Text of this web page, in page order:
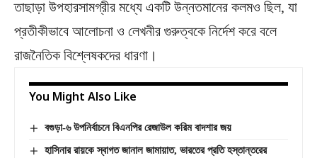
তাছাড়া উপহারসামগ্রীর মধ্যে একটি উন্নতমানের কলমও ছিল, যা
প্রতীকীভাবে আলোচনা ও লেখনীর গুরুত্বকে নির্দেশ করে বলে
রাজনৈতিক বিশ্লেষকদের ধারণা।
You Might Also Like
বগুড়া-৬ উপনির্বাচনে বিএনপির রেজাউল করিম বাদশার জয়
হাসিনার রায়কে স্বাগত জানাল জামায়াত, ভারতের প্রতি হস্তান্তরের